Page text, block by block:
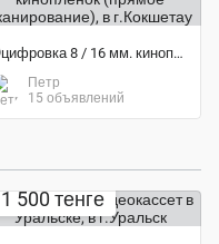
Оцифровка 8 / 16 мм. киноплёнок (прямое сканирование)
Петр
15 объявлений
1 500 тенге